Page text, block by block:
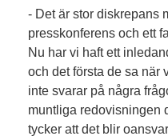
- Det är stor diskrepans
presskonferens och ett
Nu har vi haft ett
och det första de sa när
inte svarar på några
muntliga redovisningen
tycker att det blir